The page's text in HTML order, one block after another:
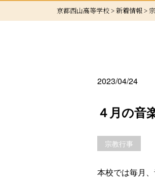
京都西山高等学校 > 新着情報 >
2023/04/24
４月の音
宗教行事
本校では毎月